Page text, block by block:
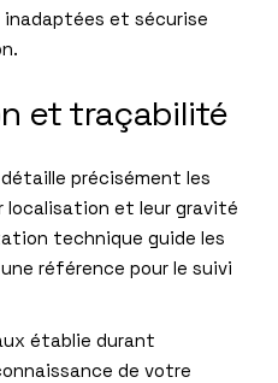
et sécurise
et traçabilité
précisément les
localisation et leur gravité
technique guide les
référence pour le suivi
établie durant
de votre